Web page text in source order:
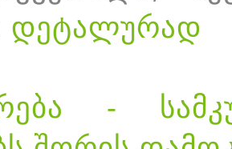
დეტალურად
-